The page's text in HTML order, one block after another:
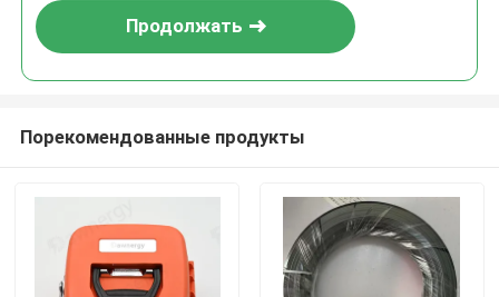
Продолжать
Порекомендованные продукты